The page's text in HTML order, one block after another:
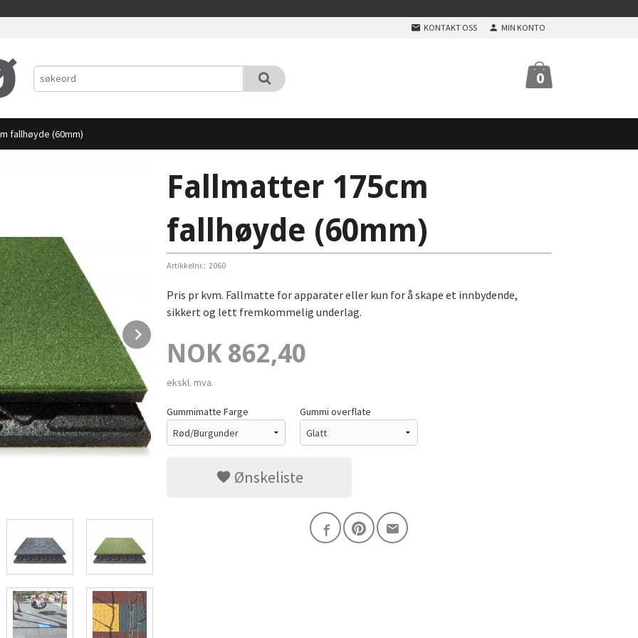
KONTAKT OSS MIN KONTO
0
fallhøyde (60mm)
Velg Overflate
Fallmatter 175cm
fallhøyde (60mm)
Artikkelnr.: 2060
Pris pr kvm. Fallmatte for apparater eller kun for å skape et innbydende,
sikkert og lett fremkommelig underlag.
Pris
NOK 862,40
ekskl. mva.
Gummimatte Farge Gummi overflate
Ønskeliste